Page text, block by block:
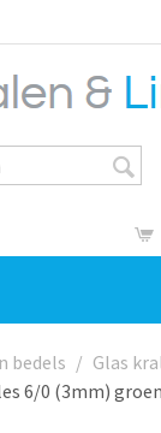
bedels / Glas
6/0 (3mm)